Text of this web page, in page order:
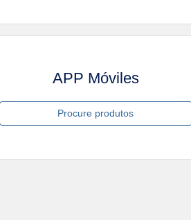
APP Móviles
Procure produtos